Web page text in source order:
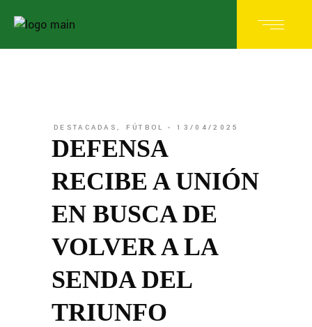
DESTACADAS, FÚTBOL 13/04/2025
DEFENSA
RECIBE A UNIÓN
EN BUSCA DE
VOLVER A LA
SENDA DEL
TRIUNFO